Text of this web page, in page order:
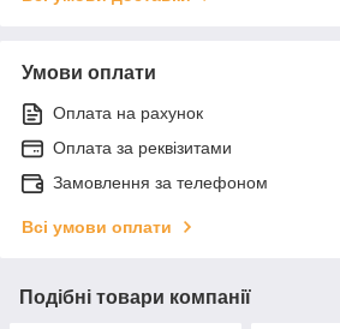
Умови оплати
Оплата на рахунок
Оплата за реквізитами
Замовлення за телефоном
Всі умови оплати
Подібні товари компанії